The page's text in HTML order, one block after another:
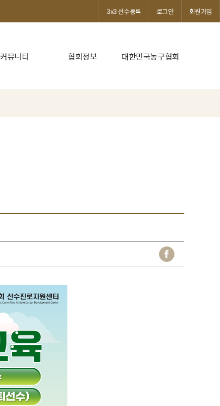
커뮤니티 협회정보 대한민국농구협회
3x3 선수등록 로그인 회원가입